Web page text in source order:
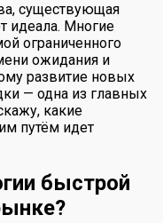
существующая
идеала. Многие
ограниченного
ожидания и
развитие новых
— одна из главных
какие
путём идет
быстрой